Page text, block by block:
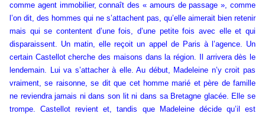
comme agent immobilier, connaît des « amours de passage », comme
l’on dit, des hommes qui ne s’attachent pas, qu’elle aimerait bien retenir
mais qui se contentent d’une fois, d’une petite fois avec elle et qui
disparaissent. Un matin, elle reçoit un appel de Paris à l’agence. Un
certain Castellot cherche des maisons dans la région. Il arrivera dès le
lendemain. Lui va s’attacher à elle. Au début, Madeleine n’y croit pas
vraiment, se raisonne, se dit que cet homme marié et père de famille
ne reviendra jamais ni dans son lit ni dans sa Bretagne glacée. Elle se
trompe. Castellot revient et, tandis que Madeleine décide qu’il est